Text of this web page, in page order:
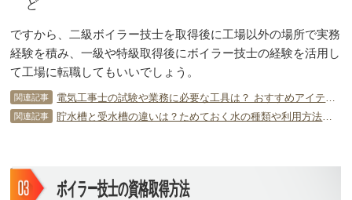
ど
ですから、二級ボイラー技士を取得後に工場以外の場所で実務
経験を積み、一級や特級取得後にボイラー技士の経験を活用し
て工場に転職してもいいでしょう。
関連記事
関連記事
ボイラー技士の資格取得方法